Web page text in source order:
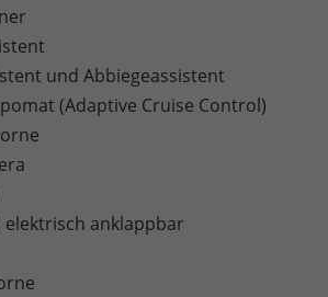
und Abbiegeassistent
(Adaptive Cruise Control)
elektrisch anklappbar